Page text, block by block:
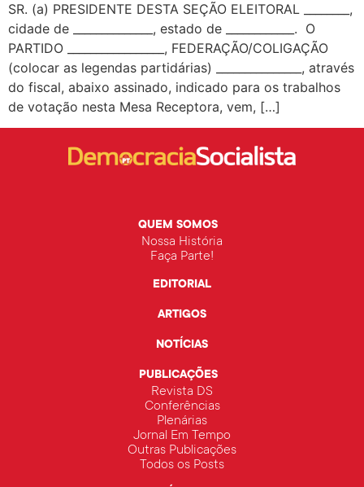
SR. (a) PRESIDENTE DESTA SEÇÃO ELEITORAL ________,
cidade de ______________, estado de ____________. O
PARTIDO _________________, FEDERAÇÃO/COLIGAÇÃO
(colocar as legendas partidárias) _______________, através
do fiscal, abaixo assinado, indicado para os trabalhos
de votação nesta Mesa Receptora, vem, […]
QUEM SOMOS
Nossa História
Faça Parte!
EDITORIAL
ARTIGOS
NOTÍCIAS
PUBLICAÇÕES
Revista DS
Conferências
Plenárias
Jornal Em Tempo
Outras Publicações
Todos os Posts